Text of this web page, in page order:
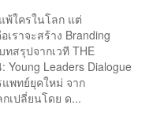
พ้ใครในโลก แต่
ราจะสร้าง Branding
สรุปจากเวที THE
Young Leaders Dialogue
แพทย์ยุคใหม่ จาก
เปลี่ยนโดย ด...